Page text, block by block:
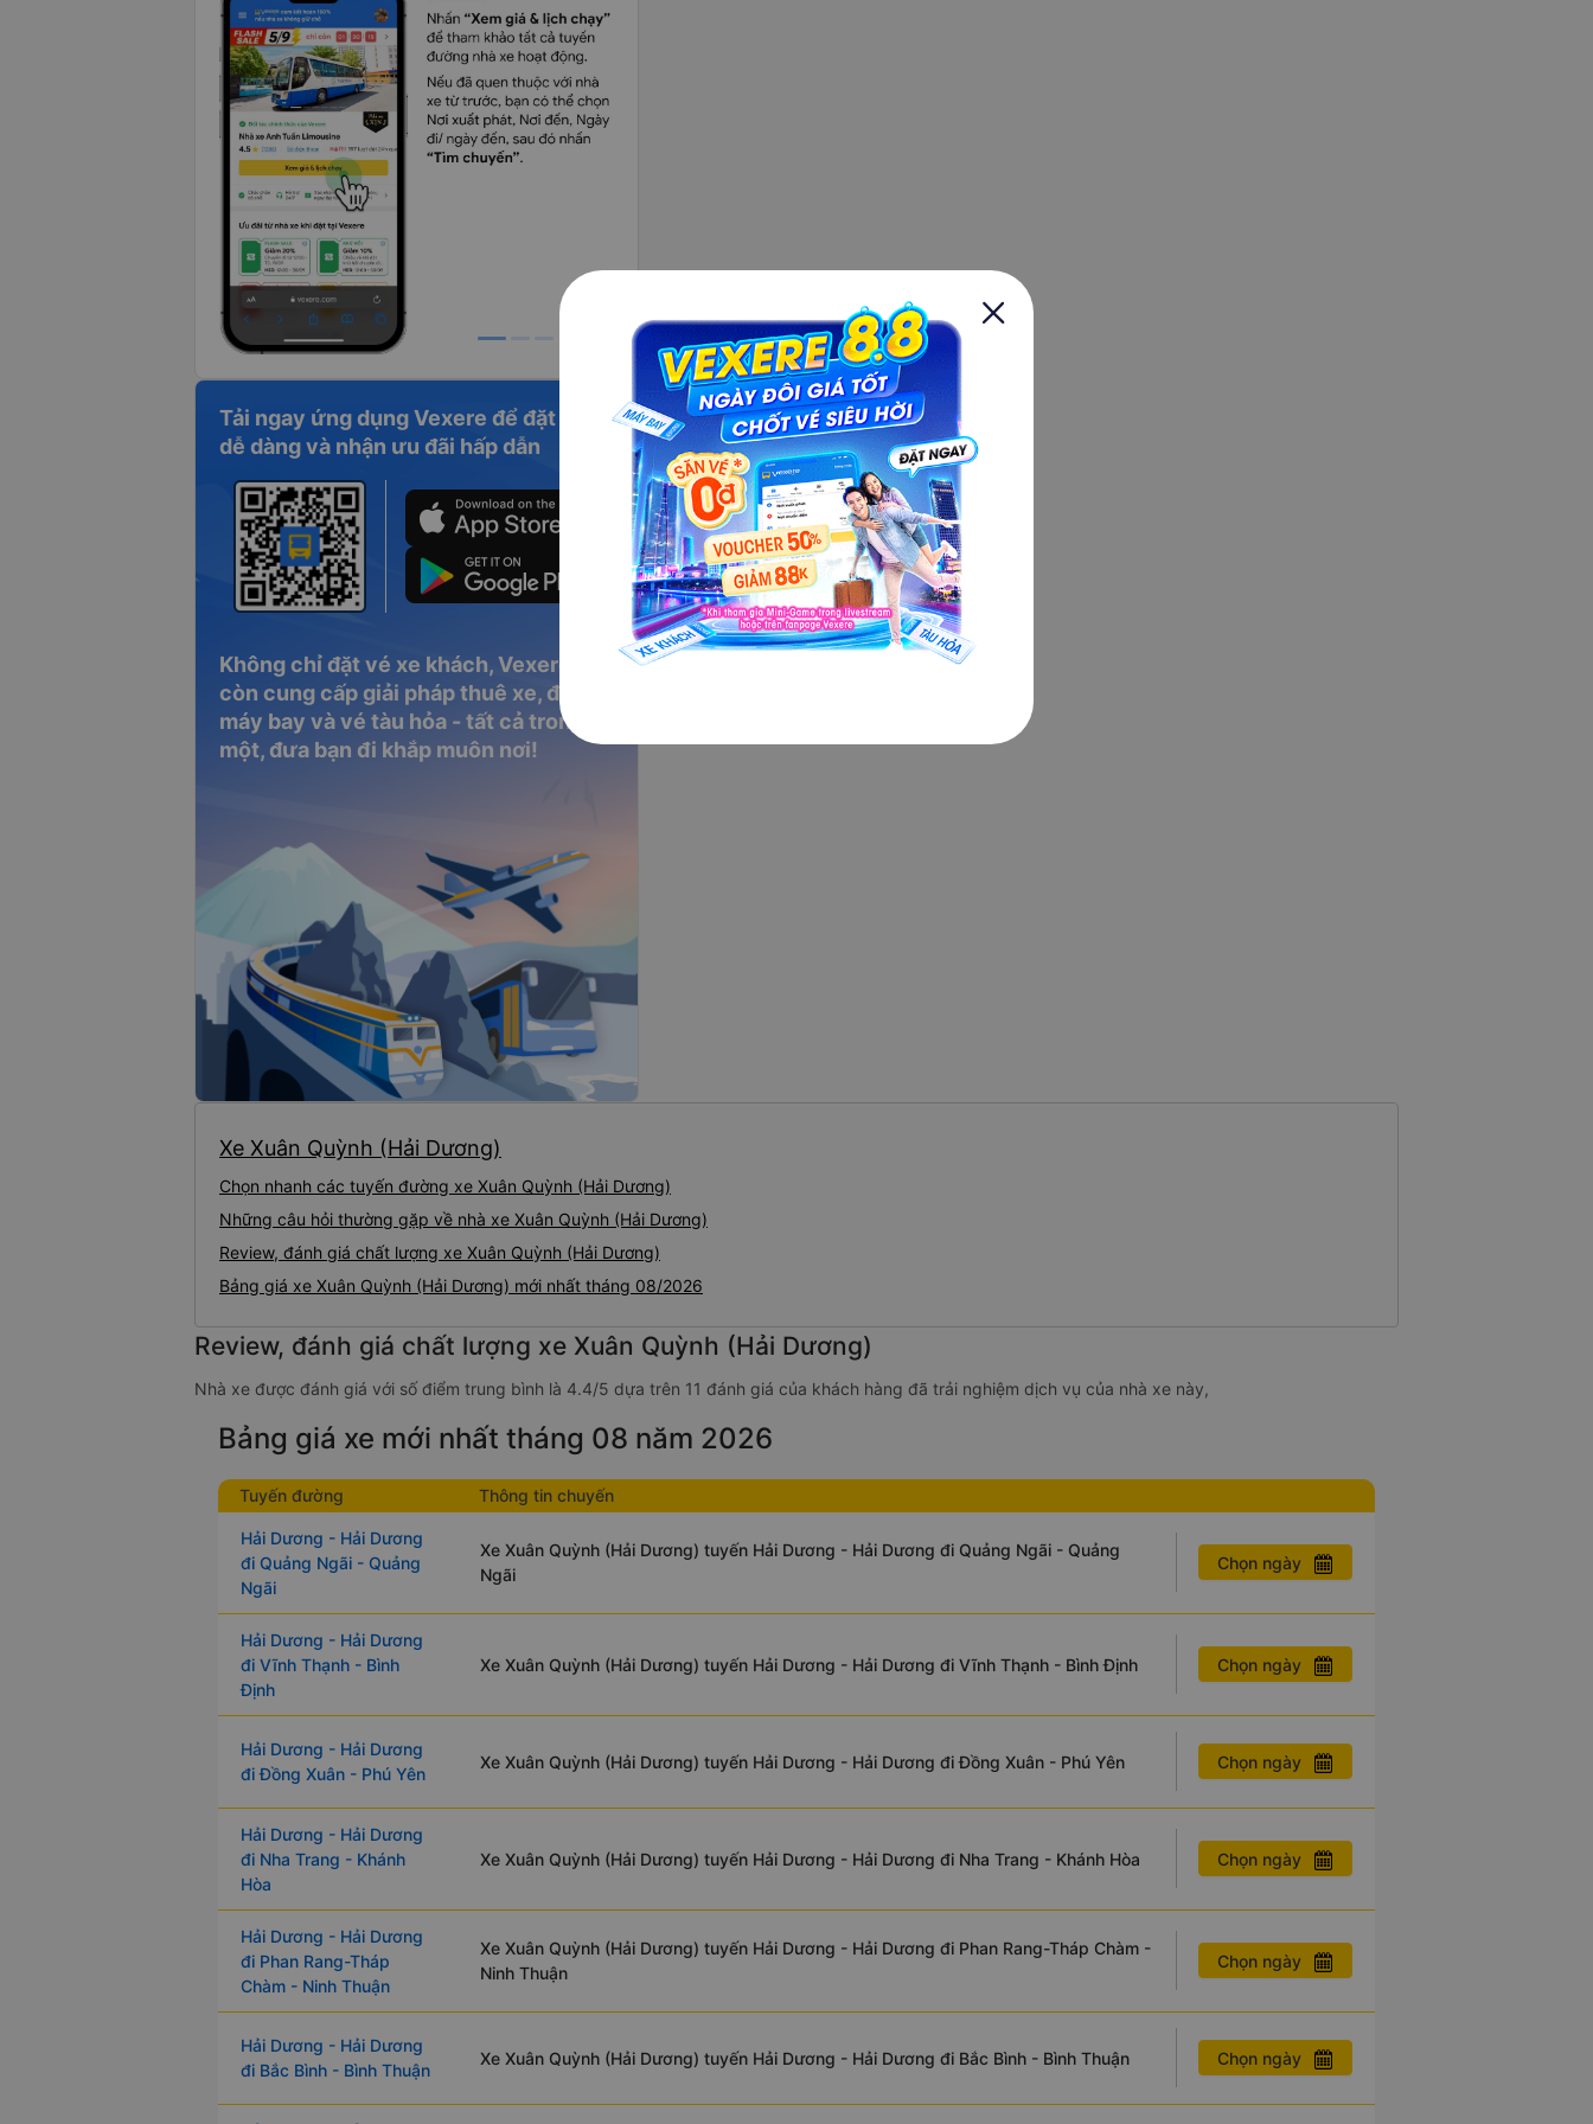
Tải ngay ứng dụng Vexere để đặt vé
dễ dàng và nhận ưu đãi hấp dẫn
Không chỉ đặt vé xe khách, Vexere
còn cung cấp giải pháp thuê xe, đặt vé
máy bay và vé tàu hỏa - tất cả trong
một, đưa bạn đi khắp muôn nơi!
Xe Xuân Quỳnh (Hải Dương)
Chọn nhanh các tuyến đường xe Xuân Quỳnh (Hải Dương)
Những câu hỏi thường gặp về nhà xe Xuân Quỳnh (Hải Dương)
Review, đánh giá chất lượng xe Xuân Quỳnh (Hải Dương)
Bảng giá xe Xuân Quỳnh (Hải Dương) mới nhất tháng 08/2026
Review, đánh giá chất lượng xe Xuân Quỳnh (Hải Dương)
Nhà xe được đánh giá với số điểm trung bình là 4.4/5 dựa trên 11 đánh giá của khách hàng đã trải nghiệm dịch vụ của nhà xe này,
Bảng giá xe mới nhất tháng 08 năm 2026
Tuyến đường Thông tin chuyến
Hải Dương - Hải Dương
đi Quảng Ngãi - Quảng
Ngãi
Xe Xuân Quỳnh (Hải Dương) tuyến Hải Dương - Hải Dương đi Quảng Ngãi - Quảng
Ngãi
Chọn ngày
Hải Dương - Hải Dương
đi Vĩnh Thạnh - Bình
Định
Xe Xuân Quỳnh (Hải Dương) tuyến Hải Dương - Hải Dương đi Vĩnh Thạnh - Bình Định Chọn ngày
Hải Dương - Hải Dương
đi Đồng Xuân - Phú Yên
Xe Xuân Quỳnh (Hải Dương) tuyến Hải Dương - Hải Dương đi Đồng Xuân - Phú Yên Chọn ngày
Hải Dương - Hải Dương
đi Nha Trang - Khánh
Hòa
Xe Xuân Quỳnh (Hải Dương) tuyến Hải Dương - Hải Dương đi Nha Trang - Khánh Hòa Chọn ngày
Hải Dương - Hải Dương
đi Phan Rang-Tháp
Chàm - Ninh Thuận
Xe Xuân Quỳnh (Hải Dương) tuyến Hải Dương - Hải Dương đi Phan Rang-Tháp Chàm -
Ninh Thuận
Chọn ngày
Hải Dương - Hải Dương
đi Bắc Bình - Bình Thuận
Xe Xuân Quỳnh (Hải Dương) tuyến Hải Dương - Hải Dương đi Bắc Bình - Bình Thuận Chọn ngày